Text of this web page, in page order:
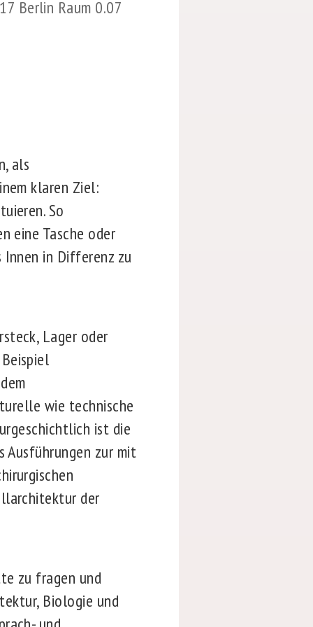
Berlin Raum 0.07
als
klaren Ziel:
So
eine Tasche oder
Innen in Differenz zu
Lager oder
wie technische
ist die
zur mit
der
zu fragen und
Biologie und